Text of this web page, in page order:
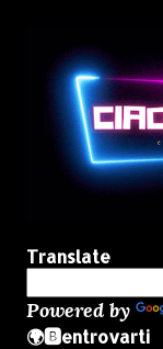
Translate
Powered by
🌍🅱️entrovarti